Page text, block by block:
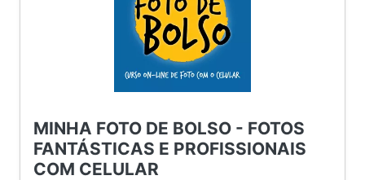
MINHA FOTO DE BOLSO - FOTOS
FANTÁSTICAS E PROFISSIONAIS
COM CELULAR